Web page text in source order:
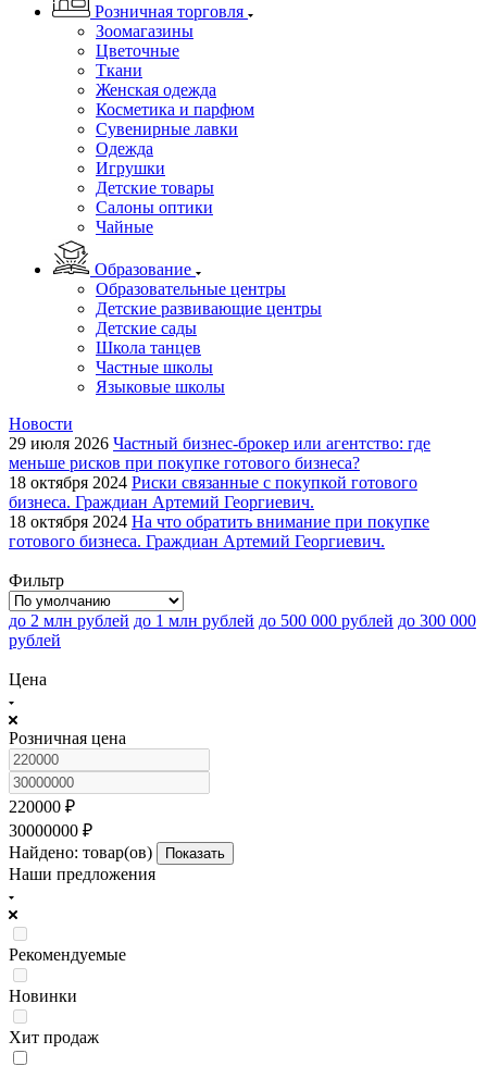
Розничная торговля
Зоомагазины
Цветочные
Ткани
Женская одежда
Косметика и парфюм
Сувенирные лавки
Одежда
Игрушки
Детские товары
Салоны оптики
Чайные
Образование
Образовательные центры
Детские развивающие центры
Детские сады
Школа танцев
Частные школы
Языковые школы
Новости
29 июля 2026 Частный бизнес-брокер или агентство: где
меньше рисков при покупке готового бизнеса?
18 октября 2024 Риски связанные с покупкой готового
бизнеса. Граждиан Артемий Георгиевич.
18 октября 2024 На что обратить внимание при покупке
готового бизнеса. Граждиан Артемий Георгиевич.
Фильтр
до 2 млн рублей до 1 млн рублей до 500 000 рублей до 300 000
рублей
Цена
Розничная цена
220000 ₽
30000000 ₽
Найдено: товар(ов) Показать
Наши предложения
Рекомендуемые
Новинки
Хит продаж